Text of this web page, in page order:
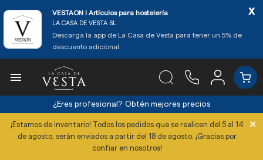
VESTAON l Artículos para hostelería
LA CASA DE VESTA SL.
Descarga la app de La Casa de Vesta para tener un 5% de
descuento adicional.
x

¿Eres profesional? Obtén mejores precios
¡Estamos de inventario! Todos los pedidos que se realicen del 5 al 14
de agosto, serán enviados a partir del 18 de agosto. ¡Gracias por
confiar en nosotros!
×